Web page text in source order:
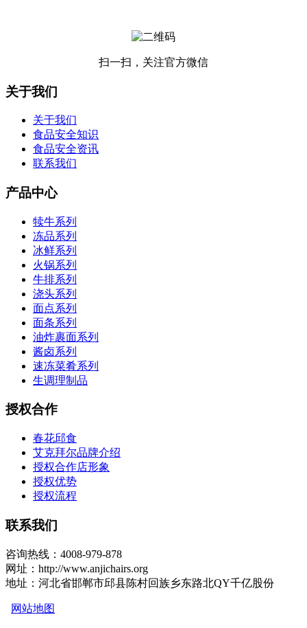
扫一扫，关注官方微信
关于我们
关于我们
食品安全知识
食品安全资讯
联系我们
产品中心
犊牛系列
冻品系列
冰鲜系列
火锅系列
牛排系列
浇头系列
面点系列
面条系列
油炸裹面系列
酱卤系列
速冻菜肴系列
生调理制品
授权合作
春花邱食
艾克拜尔品牌介绍
授权合作店形象
授权优势
授权流程
联系我们
咨询热线：4008-979-878
网址：http://www.anjichairs.org
地址：河北省邯郸市邱县陈村回族乡东路北QY千亿股份
网站地图